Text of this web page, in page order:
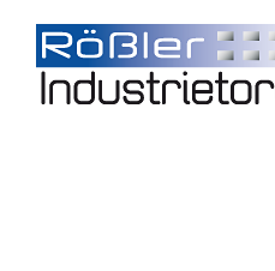
content